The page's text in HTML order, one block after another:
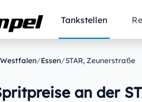
Tankstellen
/Essen/STAR, Zeunerstraße
an der